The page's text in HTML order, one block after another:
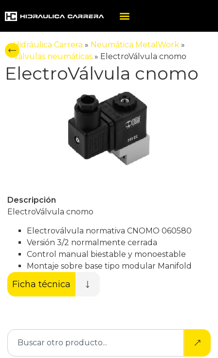
Hidráulica Carrera » Neumática MetalWork »
Válvulas neumáticas » ElectroVálvula cnomo
ElectroVálvula cnomo
Descripción
ElectroVálvula cnomo
Electroválvula normativa CNOMO 060580
Versión 3/2 normalmente cerrada
Control manual biestable y monoestable
Montaje sobre base tipo modular Manifold
Ficha técnica